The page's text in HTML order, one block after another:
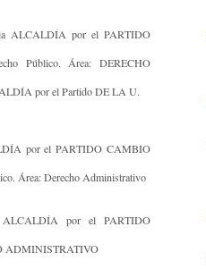
ALCALDÍA por el PARTIDO
Público. Área: DERECHO
por el Partido DE LA U.
por el PARTIDO CAMBIO
Área: Derecho Administrativo
por el PARTIDO
ADMINISTRATIVO